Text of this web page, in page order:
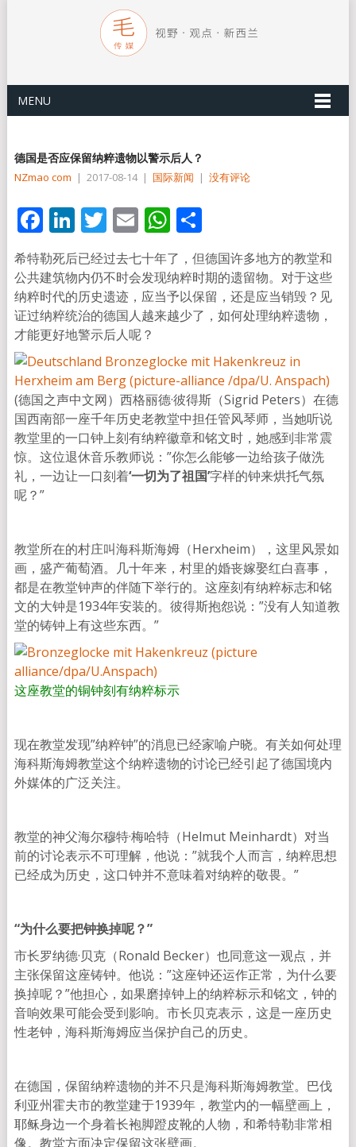
MENU
德国是否应保留纳粹遗物以警示后人？
NZmao com | 2017-08-14 | 国际新闻 | 没有评论
Facebook
LinkedIn
Twitter
EmailWhatsApp
分
享
希特勒死后已经过去七十年了，但德国许多地方的教堂和
公共建筑物内仍不时会发现纳粹时期的遗留物。对于这些
纳粹时代的历史遗迹，应当予以保留，还是应当销毁？见
证过纳粹统治的德国人越来越少了，如何处理纳粹遗物，
才能更好地警示后人呢？
(德国之声中文网）西格丽德·彼得斯（Sigrid Peters）在德
国西南部一座千年历史老教堂中担任管风琴师，当她听说
教堂里的一口钟上刻有纳粹徽章和铭文时，她感到非常震
惊。这位退休音乐教师说：”你怎么能够一边给孩子做洗
礼，一边让一口刻着‘一切为了祖国’字样的钟来烘托气氛
呢？”
教堂所在的村庄叫海科斯海姆（Herxheim），这里风景如
画，盛产葡萄酒。几十年来，村里的婚丧嫁娶红白喜事，
都是在教堂钟声的伴随下举行的。这座刻有纳粹标志和铭
文的大钟是1934年安装的。彼得斯抱怨说：”没有人知道教
堂的铸钟上有这些东西。”
这座教堂的铜钟刻有纳粹标示
现在教堂发现”纳粹钟”的消息已经家喻户晓。有关如何处理
海科斯海姆教堂这个纳粹遗物的讨论已经引起了德国境内
外媒体的广泛关注。
教堂的神父海尔穆特·梅哈特（Helmut Meinhardt）对当
前的讨论表示不可理解，他说：”就我个人而言，纳粹思想
已经成为历史，这口钟并不意味着对纳粹的敬畏。”
“为什么要把钟换掉呢？”
市长罗纳德·贝克（Ronald Becker）也同意这一观点，并
主张保留这座铸钟。他说：”这座钟还运作正常，为什么要
换掉呢？”他担心，如果磨掉钟上的纳粹标示和铭文，钟的
音响效果可能会受到影响。市长贝克表示，这是一座历史
性老钟，海科斯海姆应当保护自己的历史。
在德国，保留纳粹遗物的并不只是海科斯海姆教堂。巴伐
利亚州霍夫市的教堂建于1939年，教堂内的一幅壁画上，
耶稣身边一个身着长袍脚蹬皮靴的人物，和希特勒非常相
像。教堂方面决定保留这张壁画。